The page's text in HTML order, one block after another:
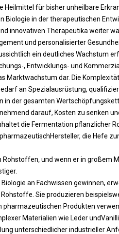
für bisher unheilbare
Biologie in der therapeutischen
innovativen Therapeutika weiter
und personalisierter
ein deutliches Wachstum
, Entwicklungs- und
Marktwachstum dar. Die
an Spezialausrüstung,
der gesamten
darauf, Kosten zu senken
die Fermentation pflanzlicher
pharmazeutischHersteller, die Hefe
und wenn er in großem
an Fachwissen gewinnen,
Sie produzieren
Produkten
Materialien wie Leder und
unterschiedlicher industrieller